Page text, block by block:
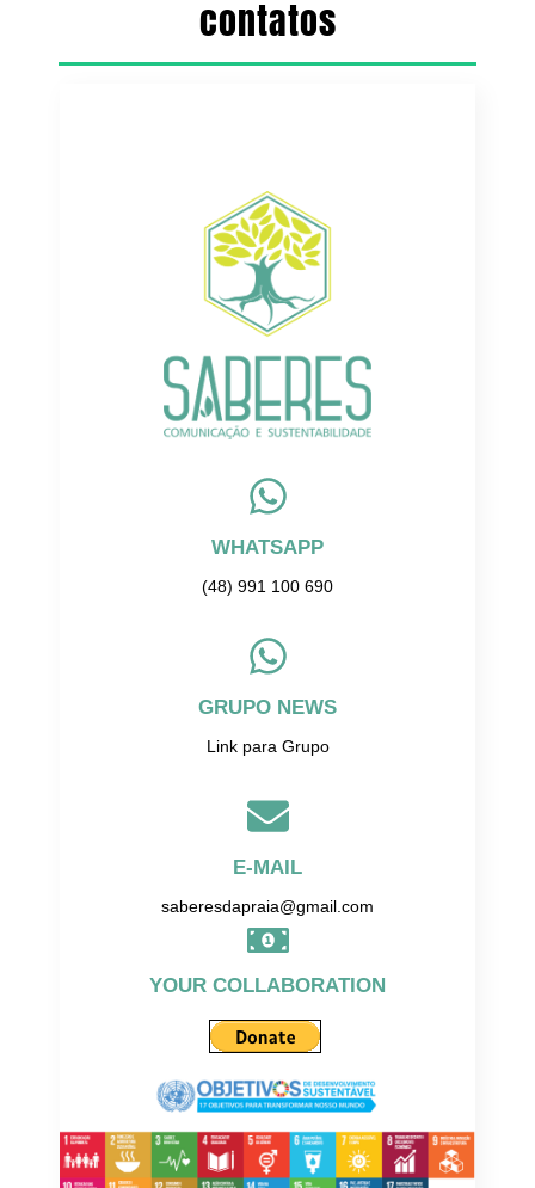
contatos
WHATSAPP
(48) 991 100 690
GRUPO NEWS
Link para Grupo
E-MAIL
saberesdapraia@gmail.com
YOUR COLLABORATION